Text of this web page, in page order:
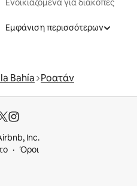
Ενοικιαζόμενα για διακοπές
Εμφάνιση περισσότερων
Bahía Ροατάν
Inc.
Όροι